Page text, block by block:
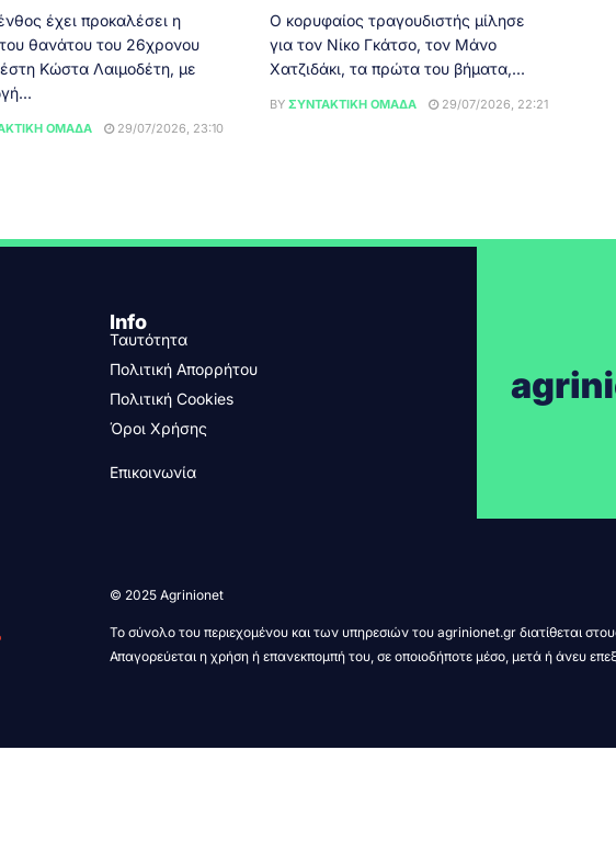
έχει προκαλέσει η
θανάτου του 26χρονου
Κώστα Λαιμοδέτη, με
ΟΜΆΔΑ 29/07/2026, 23:10
Ο κορυφαίος τραγουδιστής μίλησε
για τον Νίκο Γκάτσο, τον Μάνο
Χατζιδάκι, τα πρώτα του βήματα,...
BY ΣΥΝΤΑΚΤΙΚΉ ΟΜΆΔΑ 29/07/2026, 22:21
Info
Ταυτότητα
Πολιτική Απορρήτου
Πολιτική Cookies
Όροι Χρήσης
Επικοινωνία
© 2025 Agrinionet
Το σύνολο του περιεχομένου και των υπηρεσιών του agrinionet.gr διατίθεται
Απαγορεύεται η χρήση ή επανεκπομπή του, σε οποιοδήποτε μέσο, μετά ή άνευ